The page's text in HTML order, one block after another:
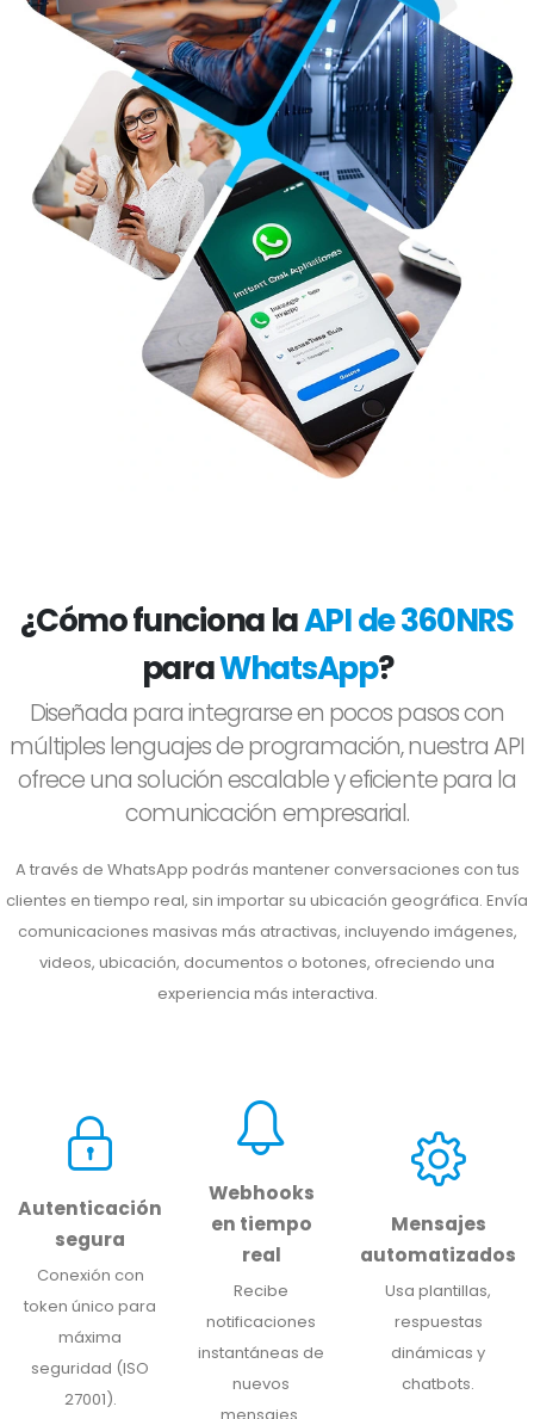
¿Cómo funciona laAPI de 360NRS
paraWhatsApp?
Diseñada para integrarse en pocos pasos con
múltiples lenguajes de programación, nuestra API
ofrece una solución escalable y eficiente para la
comunicación empresarial.
A través de WhatsApp podrás mantener conversaciones con tus
clientes en tiempo real, sin importar su ubicación geográfica. Envía
comunicaciones masivas más atractivas, incluyendo imágenes,
videos, ubicación, documentos o botones, ofreciendo una
experiencia más interactiva.
Autenticación
segura
Conexión con
token único para
máxima
seguridad (ISO
27001).
Webhooks
en tiempo
real
Recibe
notificaciones
instantáneas de
nuevos
Mensajes
automatizados
Usa plantillas,
respuestas
dinámicas y
chatbots.